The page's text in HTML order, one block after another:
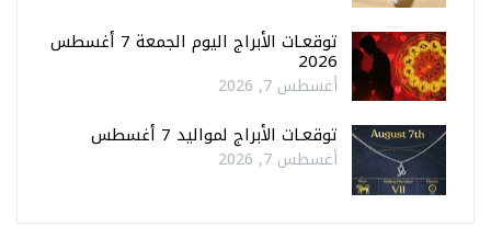
توقعـات الأبراج اليوم الجمعة 7 أغسطس
2026
أغسطس 7, 2026
توقعـات الأبراج لمواليد 7 أغسطس
أغسطس 7, 2026